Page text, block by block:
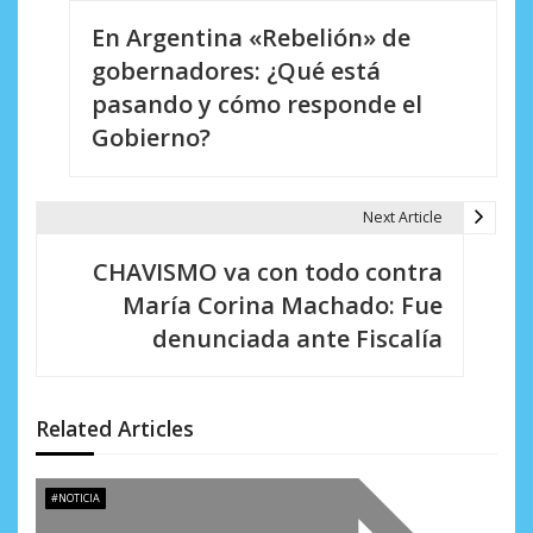
d
e
e
En Argentina «Rebelión» de
gobernadores: ¿Qué está
pasando y cómo responde el
Gobierno?
Next Article
CHAVISMO va con todo contra
María Corina Machado: Fue
denunciada ante Fiscalía
Related Articles
#NOTICIA